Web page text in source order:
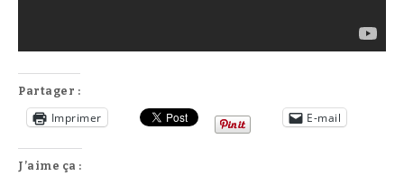
Partager :
Imprimer E-mail
J’aime ça :